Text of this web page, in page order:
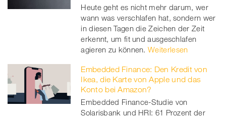
Heute geht es nicht mehr darum, wer
wann was verschlafen hat, sondern wer
in diesen Tagen die Zeichen der Zeit
erkennt, um fit und ausgeschlafen
agieren zu können. Weiterlesen
Embedded Finance: Den Kredit von
Ikea, die Karte von Apple und das
Konto bei Amazon?
Embedded Finance-Studie von
Solarisbank und HRI: 61 Prozent der